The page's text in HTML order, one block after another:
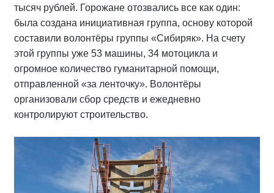
тысяч рублей. Горожане отозвались все как один:
была создана инициативная группа, основу которой
составили волонтёры группы «Сибиряк». На счету
этой группы уже 53 машины, 34 мотоцикла и
огромное количество гуманитарной помощи,
отправленной «за ленточку». Волонтёры
организовали сбор средств и ежедневно
контролируют строительство.